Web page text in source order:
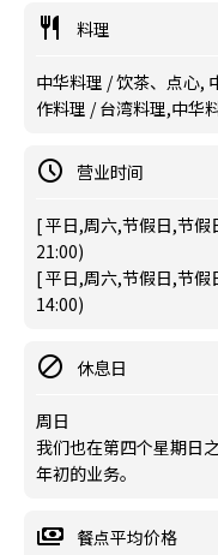
料理
中华料理 / 饮茶、点心,
作料理 / 台湾料理,中华
营业时间
[ 平日,周六,节假日,节
21:00)
[ 平日,周六,节假日,节
14:00)
休息日
周日
我们也在第四个星期日
年初的业务。
餐点平均价格